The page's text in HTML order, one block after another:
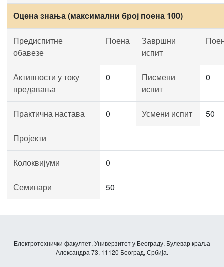
Оцена знања (максимални број поена 100)
Предиспитне
обавезе
Поена
Завршни
испит
Активности у току
предавања
0
Писмени
испит
0
Практична настава 0 Усмени испит 50
Пројекти
Колоквијуми 0
Семинари 50
Електротехнички факултет, Универзитет у Београду, Булевар краља
Александра 73, 11120 Београд, Србија.